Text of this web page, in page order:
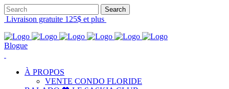
Livraison gratuite 125$ et plus
Blogue
À PROPOS
VENTE CONDO FLORIDE